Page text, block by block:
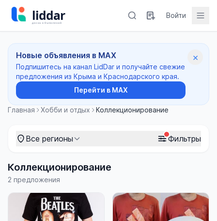
Войти
×
Новые объявления в MAX
Подпишитесь на канал LidDar и получайте свежие
предложения из Крыма и Краснодарского края.
Перейти в MAX
Главная Хобби и отдых Коллекционирование
Все регионы Фильтры
Коллекционирование
2 предложения